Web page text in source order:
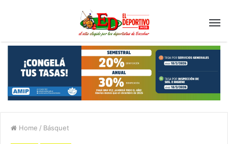
Home / Básquet